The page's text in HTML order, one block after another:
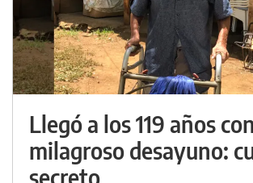
Llegó a los 119 años
milagroso desayuno:
secreto